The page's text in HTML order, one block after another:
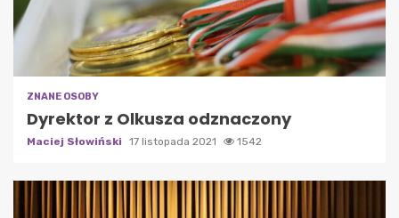
ZNANE OSOBY
Dyrektor z Olkusza odznaczony
Maciej Słowiński 17 listopada 2021 1542